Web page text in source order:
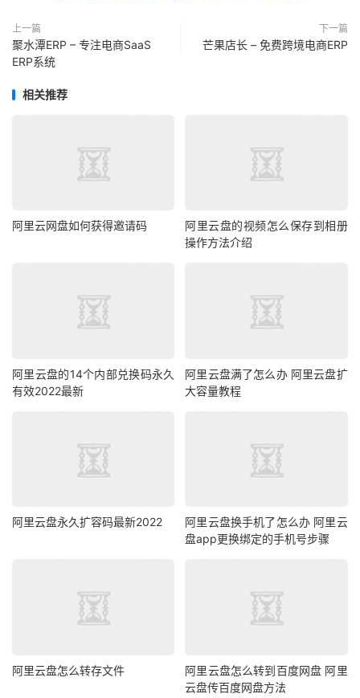
上一篇
聚水潭ERP – 专注电商SaaS
ERP系统
下一篇
芒果店长 – 免费跨境电商ERP
相关推荐
阿里云网盘如何获得邀请码
阿里云盘的视频怎么保存到相册
操作方法介绍
阿里云盘的14个内部兑换码永久
有效2022最新
阿里云盘满了怎么办 阿里云盘扩
大容量教程
阿里云盘永久扩容码最新2022
阿里云盘换手机了怎么办 阿里云
盘app更换绑定的手机号步骤
阿里云盘怎么转存文件
阿里云盘怎么转到百度网盘 阿里
云盘传百度网盘方法